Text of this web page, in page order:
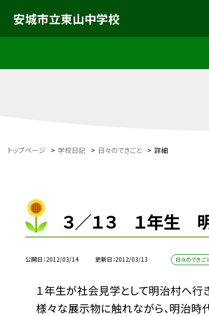
安城市立東山中学校
トップページ > 学校日記 > 日々のできごと > 詳細
３／１３ １年生
公開日 2012/03/14 更新日 2012/03/13 日々のできご
１年生が社会見学として明治村へ行き
様々な展示物に触れながら、明治時